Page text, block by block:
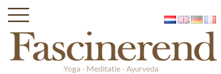
Yoga - Meditatie - Ayurveda